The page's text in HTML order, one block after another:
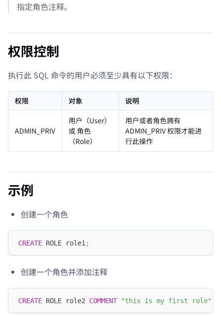
指定角色注释。
权限控制
执行此 SQL 命令的用户必须至少具有以下权限：
权限 对象 说明
ADMIN_PRIV
用户（User）
或 角色
（Role）
用户或者角色拥有
ADMIN_PRIV 权限才能进
行此操作
示例
创建一个角色
CREATE ROLE role1 ;
创建一个角色并添加注释
CREATE ROLE role2 COMMENT "this is my first role"